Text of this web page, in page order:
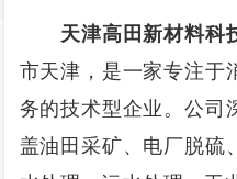
天津高田新材料科
市天津，是一家专注于
务的技术型企业。公司
盖油田采矿、电厂脱硫